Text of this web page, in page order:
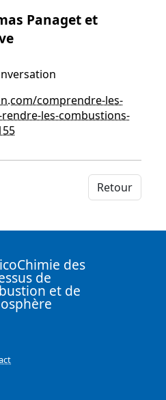
Panaget et
comprendre-les-
les-combustions-
Retour
des
de
et de